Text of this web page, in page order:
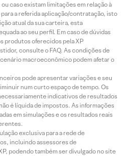
caso existam limitações em relação à
a referida aplicação/contratação, isto
atual da sua carteira, esta
ao seu perfil. Em caso de dúvidas
produtos oferecidos pela XP
consulte o FAQ. As condições de
macroeconômico podem afetar o
pode apresentar variações e seu
num curto espaço de tempo. Os
indicativos de resultados
é líquida de impostos. As informações
em simulações e os resultados reais
exclusiva para a rede de
incluindo assessores de
podendo também ser divulgado no site